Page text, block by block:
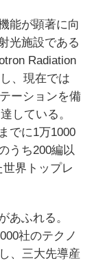
能が顕著に向
光施設である
Radiation
、現在では
ーションを備
している。
でに1万1000
うち200編以
世界トップレ
あふれる。
社のテクノ
、三大先導産